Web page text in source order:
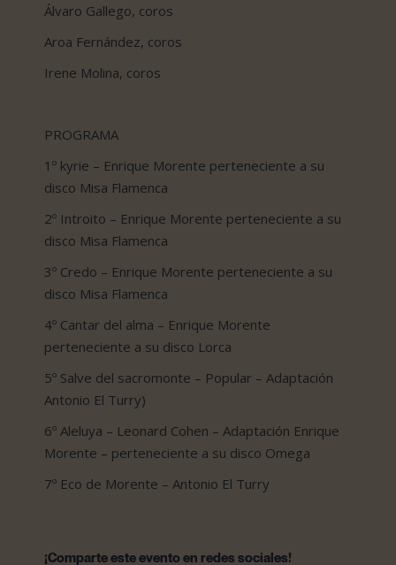
Álvaro Gallego, coros
Aroa Fernández, coros
Irene Molina, coros
PROGRAMA
1º kyrie – Enrique Morente perteneciente a su
disco Misa Flamenca
2º Introito – Enrique Morente perteneciente a su
disco Misa Flamenca
3º Credo – Enrique Morente perteneciente a su
disco Misa Flamenca
4º Cantar del alma – Enrique Morente
perteneciente a su disco Lorca
5º Salve del sacromonte – Popular – Adaptación
Antonio El Turry)
6º Aleluya – Leonard Cohen – Adaptación Enrique
Morente – perteneciente a su disco Omega
7º Eco de Morente – Antonio El Turry
¡Comparte este evento en redes sociales!